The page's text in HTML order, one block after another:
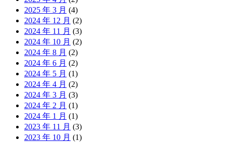
2025 年 3 月 (4)
2024 年 12 月 (2)
2024 年 11 月 (3)
2024 年 10 月 (2)
2024 年 8 月 (2)
2024 年 6 月 (2)
2024 年 5 月 (1)
2024 年 4 月 (2)
2024 年 3 月 (3)
2024 年 2 月 (1)
2024 年 1 月 (1)
2023 年 11 月 (3)
2023 年 10 月 (1)